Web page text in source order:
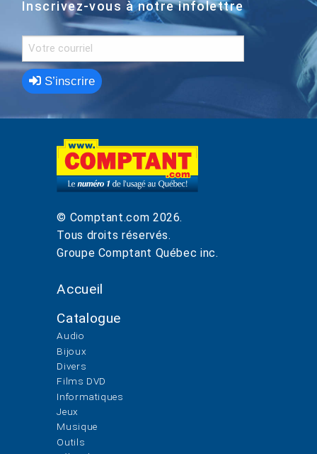
Inscrivez-vous à notre infolettre
S’inscrire
© Comptant.com 2026.
Tous droits réservés.
Groupe Comptant Québec inc.
Accueil
Catalogue
Audio
Bijoux
Divers
Films DVD
Informatiques
Jeux
Musique
Outils